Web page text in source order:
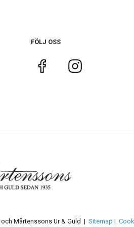
FÖLJ OSS
Mårtenssons Ur & Guld | Sitemap |